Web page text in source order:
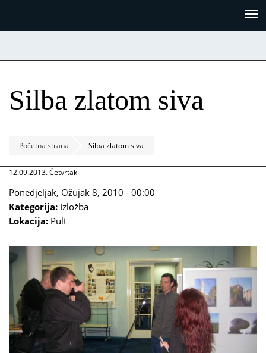
Silba zlatom siva
Početna strana Silba zlatom siva
12.09.2013. Četvrtak
Ponedjeljak, Ožujak 8, 2010 - 00:00
Kategorija: Izložba
Lokacija: Pult